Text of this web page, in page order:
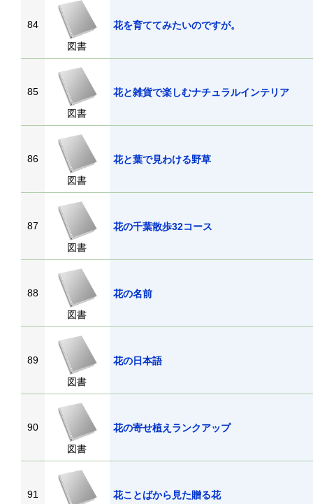
84
図書
花を育ててみたいのですが。
85
図書
花と雑貨で楽しむナチュラルインテリア
86
図書
花と葉で見わける野草
87
図書
花の千葉散歩32コース
88
図書
花の名前
89
図書
花の日本語
90
図書
花の寄せ植えランクアップ
91
花ことばから見た贈る花